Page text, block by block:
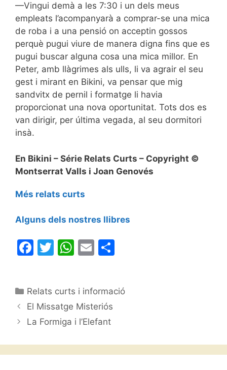
—Vingui demà a les 7:30 i un dels meus
empleats l’acompanyarà a comprar-se una mica
de roba i a una pensió on acceptin gossos
perquè pugui viure de manera digna fins que es
pugui buscar alguna cosa una mica millor. En
Peter, amb llàgrimes als ulls, li va agrair el seu
gest i mirant en Bikini, va pensar que mig
sandvitx de pernil i formatge li havia
proporcionat una nova oportunitat. Tots dos es
van dirigir, per última vegada, al seu dormitori
insà.
En Bikini – Série Relats Curts – Copyright ©
Montserrat Valls i Joan Genovés
Més relats curts
Alguns dels nostres llibres
F
e
b
o
o
k
T
er
W
s
A
p
p
E
l
p
ix
Categories
Relats curts i informació
El Missatge Misteriós
La Formiga i l’Elefant